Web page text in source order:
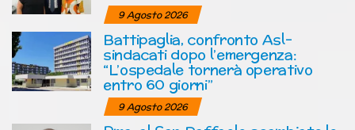
9 Agosto 2026
Battipaglia, confronto Asl-
sindacati dopo l’emergenza:
“L’ospedale tornerà operativo
entro 60 giorni”
9 Agosto 2026